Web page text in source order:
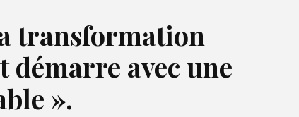
transformation
démarre avec une
».